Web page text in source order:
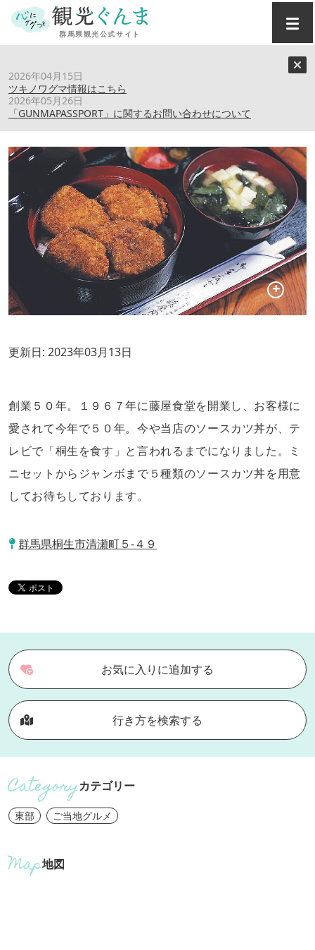
2026年04月15日
ツキノワグマ情報はこちら
2026年05月26日
「GUNMAPASSPORT」に関するお問い合わせについて
藤屋食堂
更新日: 2023年03月13日
創業５０年。１９６７年に藤屋食堂を開業し、お客様に
愛されて今年で５０年。今や当店のソースカツ丼が、テ
レビで「桐生を食す」と言われるまでになりました。ミ
ニセットからジャンボまで５種類のソースカツ丼を用意
してお待ちしております。
群馬県桐生市清瀬町５-４９
お気に入りに追加する
行き方を検索する
カテゴリー
東部 ご当地グルメ
地図